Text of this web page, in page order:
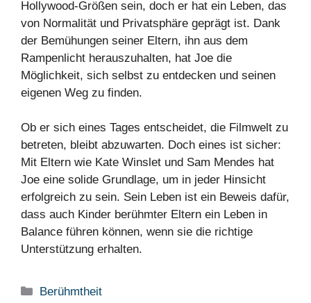
Hollywood-Größen sein, doch er hat ein Leben, das
von Normalität und Privatsphäre geprägt ist. Dank
der Bemühungen seiner Eltern, ihn aus dem
Rampenlicht herauszuhalten, hat Joe die
Möglichkeit, sich selbst zu entdecken und seinen
eigenen Weg zu finden.
Ob er sich eines Tages entscheidet, die Filmwelt zu
betreten, bleibt abzuwarten. Doch eines ist sicher:
Mit Eltern wie Kate Winslet und Sam Mendes hat
Joe eine solide Grundlage, um in jeder Hinsicht
erfolgreich zu sein. Sein Leben ist ein Beweis dafür,
dass auch Kinder berühmter Eltern ein Leben in
Balance führen können, wenn sie die richtige
Unterstützung erhalten.
Categories
Berühmtheit